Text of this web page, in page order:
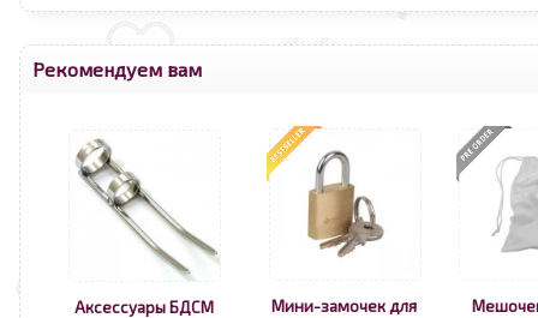
Рекомендуем вам
Аксессуары БДСМ Мини-замочек для